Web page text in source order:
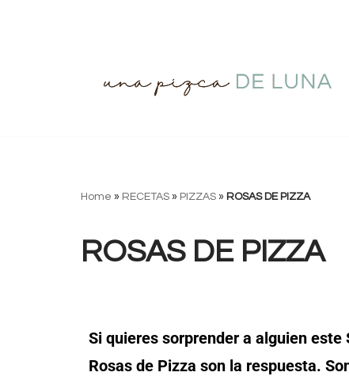
Home » RECETAS » PIZZAS » ROSAS DE PIZZA
ROSAS DE PIZZA
Si quieres sorprender a alguien
Rosas de Pizza son la respuesta.